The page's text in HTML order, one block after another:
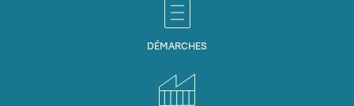
DÉMARCHES